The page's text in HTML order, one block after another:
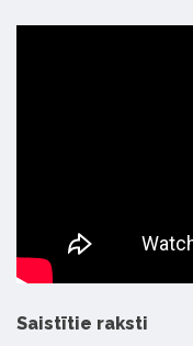
Saistītie raksti